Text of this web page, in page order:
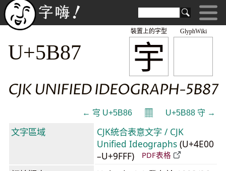
GlyphWiki
宇
裝置上的字型
U+5B87
CJK UNIFIED IDEOGRAPH-5B87
← 宆 U+5B86 𝄜 U+5B88 守 →
文字區域
CJK統合表意文字 / CJK
Unified Ideographs (U+4E00
–U+9FFF)
PDF表格